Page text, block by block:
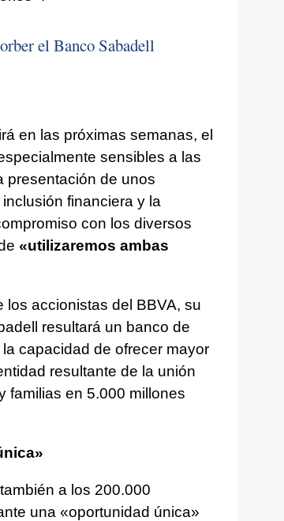
el Banco Sabadell
en las próximas semanas, el
sensibles a las
presentación de unos
financiera y la
con los diversos
«utilizaremos ambas
los accionistas del BBVA, su
resultará un banco de
capacidad de ofrecer mayor
resultante de la unión
familias en 5.000 millones
a los 200.000
una «oportunidad única»